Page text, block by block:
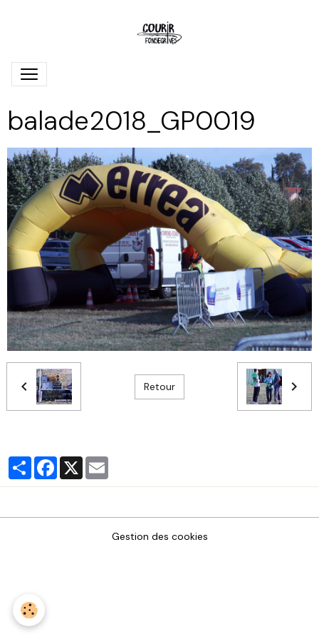
balade2018_GP0019
Retour
PartagerFacebook
X
Gestion des cookies